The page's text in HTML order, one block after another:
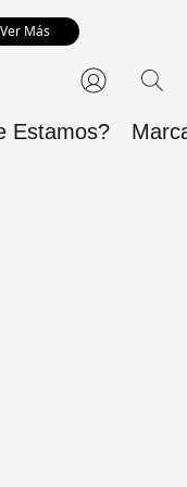
Ver Más
Estamos?